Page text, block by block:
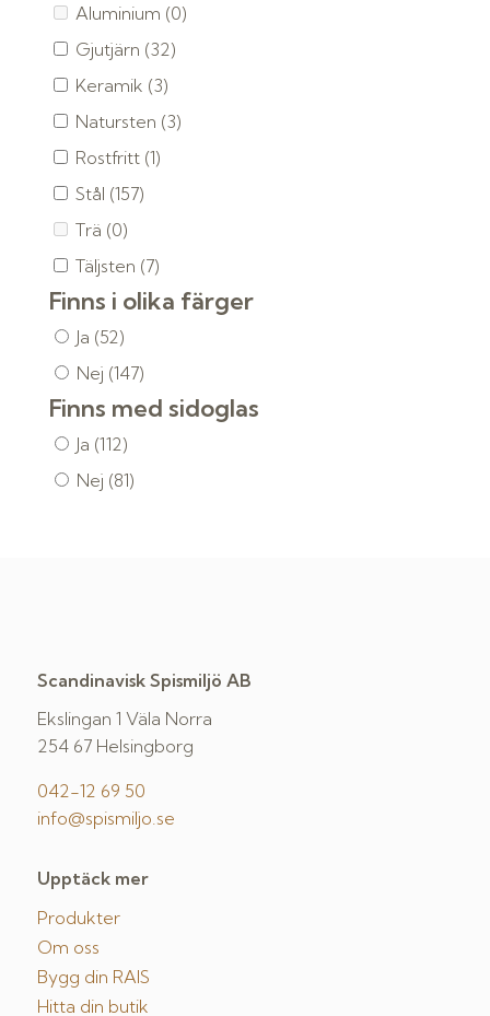
Aluminium (0)
Gjutjärn (32)
Keramik (3)
Natursten (3)
Rostfritt (1)
Stål (157)
Trä (0)
Täljsten (7)
Finns i olika färger
Ja (52)
Nej (147)
Finns med sidoglas
Ja (112)
Nej (81)
Scandinavisk Spismiljö AB
Ekslingan 1 Väla Norra
254 67 Helsingborg
042-12 69 50
info@spismiljo.se
Upptäck mer
Produkter
Om oss
Bygg din RAIS
Hitta din butik